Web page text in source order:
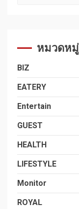
หมวดหมู่
BIZ
EATERY
Entertain
GUEST
HEALTH
LIFESTYLE
Monitor
ROYAL